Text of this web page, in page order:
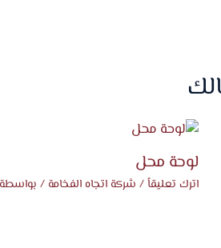
لوحة محل
اترك تعليقاً / شركة اتجاه الفخامة / بواسطة